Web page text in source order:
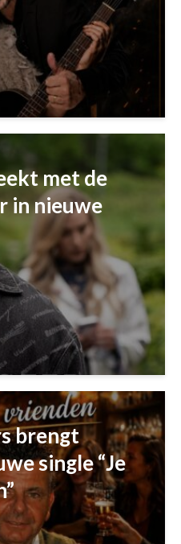
met de
in nieuwe
brengt
single “Je